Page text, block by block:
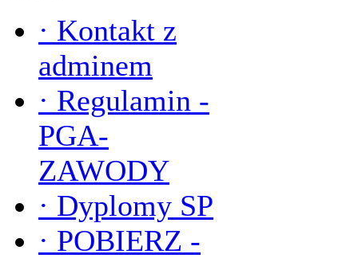
· Kontakt z
adminem
· Regulamin -
PGA-
ZAWODY
· Dyplomy SP
· POBIERZ -